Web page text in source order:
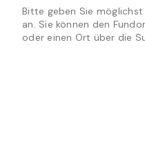
Bitte geben Sie
an. Sie können den
oder einen Ort über die